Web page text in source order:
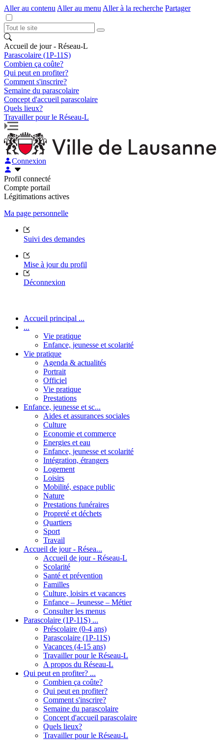
Aller au contenu Aller au menu Aller à la recherche Partager
Accueil de jour - Réseau-L
Parascolaire (1P-11S)
Combien ça coûte?
Qui peut en profiter?
Comment s'inscrire?
Semaine du parascolaire
Concept d'accueil parascolaire
Quels lieux?
Travailler pour le Réseau-L
Connexion
Profil connecté
Compte portail
Légitimations actives
Ma page personnelle
Suivi des demandes
Mise à jour du profil
Déconnexion
Accueil principal ...
...
Vie pratique
Enfance, jeunesse et scolarité
Vie pratique
Agenda & actualités
Portrait
Officiel
Vie pratique
Prestations
Enfance, jeunesse et sc...
Aides et assurances sociales
Culture
Economie et commerce
Energies et eau
Enfance, jeunesse et scolarité
Intégration, étrangers
Logement
Loisirs
Mobilité, espace public
Nature
Prestations funéraires
Propreté et déchets
Quartiers
Sport
Travail
Accueil de jour - Résea...
Accueil de jour - Réseau-L
Scolarité
Santé et prévention
Familles
Culture, loisirs et vacances
Enfance – Jeunesse – Métier
Consulter les menus
Parascolaire (1P-11S) ...
Préscolaire (0-4 ans)
Parascolaire (1P-11S)
Vacances (4-15 ans)
Travailler pour le Réseau-L
A propos du Réseau-L
Qui peut en profiter? ...
Combien ça coûte?
Qui peut en profiter?
Comment s'inscrire?
Semaine du parascolaire
Concept d'accueil parascolaire
Quels lieux?
Travailler pour le Réseau-L